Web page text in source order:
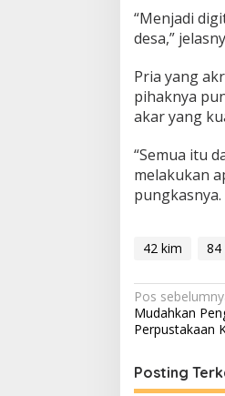
“Menjadi
desa,”
Pria yang
pihaknya
akar yang
“Semua itu
melakukan
pungkasnya.
42 kim 84
pos
Pos
Mudahkan
Perpustakaan
Posting